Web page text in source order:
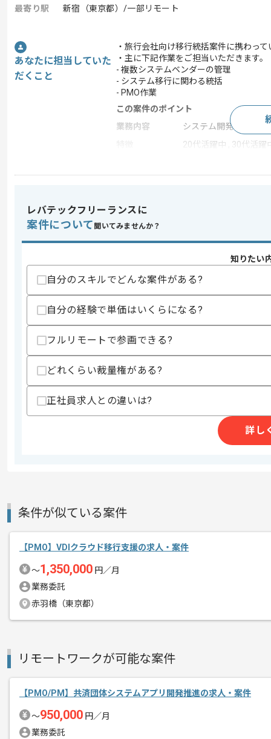
最寄り駅
新宿（東京都）/一部リモート
あなたに担当していた
だくこと
・旅行会社向け移行統括案件に携わっ
・主に下記作業をご担当いただきます。
- 複数システムベンダーの管理
- システム移行に関わる統括
- PMO作業
この案件のポイント
業務内容
システム開発
20代活躍中 , 30代活躍
スキル
・複数システムベンダーの管理経験
・コンサルティングファーム出身者
上記に似た経験やスキルをお持ちであれば申
精算・お支払い
精算基準時間
支払いサイト
15日
2026/07/01
エージェントからのコ
メント
複数案件を保有している企業ですので、
レバテックフリーランスに
案件について 聞いてみませんか？
知りたい
自分のスキルでどんな案件がある?
自分の経験で単価はいくらになる?
フルリモートで参画できる?
どれくらい裁量権がある?
正社員求人との違いは?
詳し
条件が似ている案件
【PMO】VDIクラウド移行支援の求人・案件
〜1,350,000 円／月
業務委託
赤羽橋（東京都）
リモートワークが可能な案件
【PMO/PM】共済団体システムアプリ開発推進の求人・案件
〜950,000 円／月
業務委託